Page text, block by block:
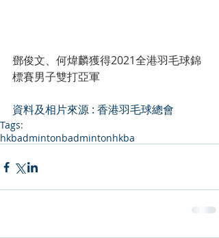
鄧俊文、何煒麟獲得2021全港羽毛球錦
標賽男子雙打亞軍
資料及相片來源 : 香港羽毛球總會
Tags:
hkbadmintonbadmintonhkba